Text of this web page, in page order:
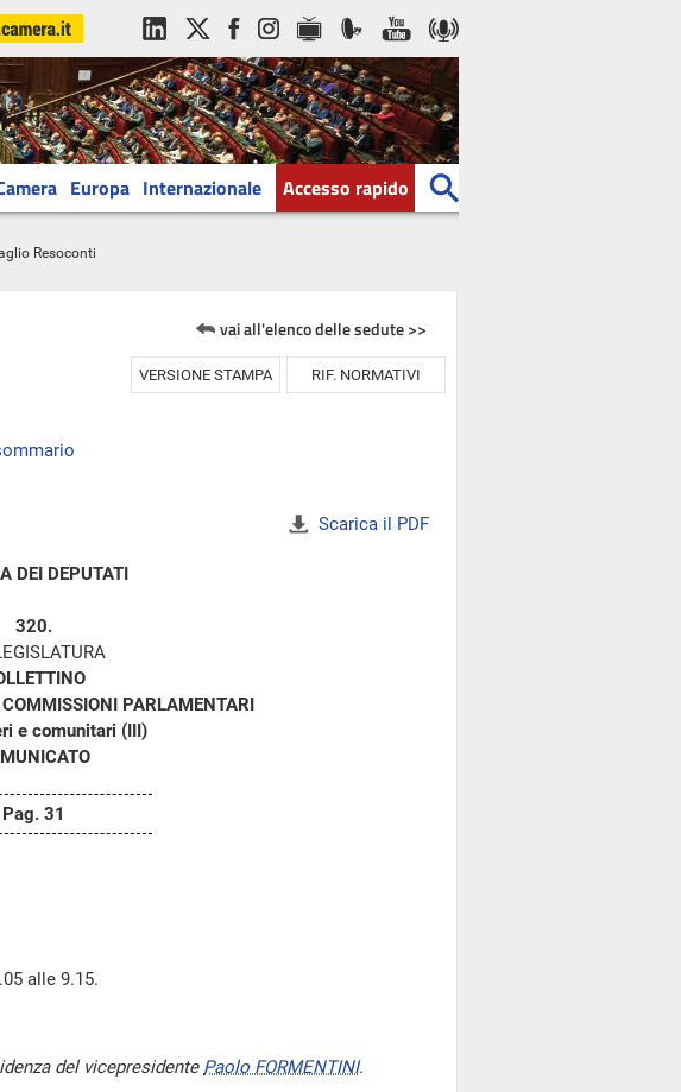
Europa Internazionale Accesso rapido
Resoconti
vai all'elenco delle sedute >>
VERSIONE STAMPA RIF. NORMATIVI
Scarica il PDF
DEI DEPUTATI
320.
COMMISSIONI PARLAMENTARI
e comunitari (III)
Pag. 31
alle 9.15.
del vicepresidente Paolo FORMENTINI.